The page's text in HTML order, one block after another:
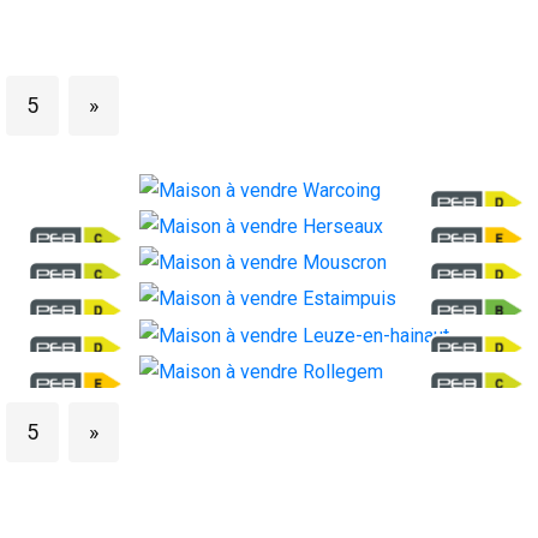
5 »
Warcoing
Maison
Herseaux
Maison
Mouscron
Maison
Estaimpuis
Maison
Leuze-en-hainaut
5 »